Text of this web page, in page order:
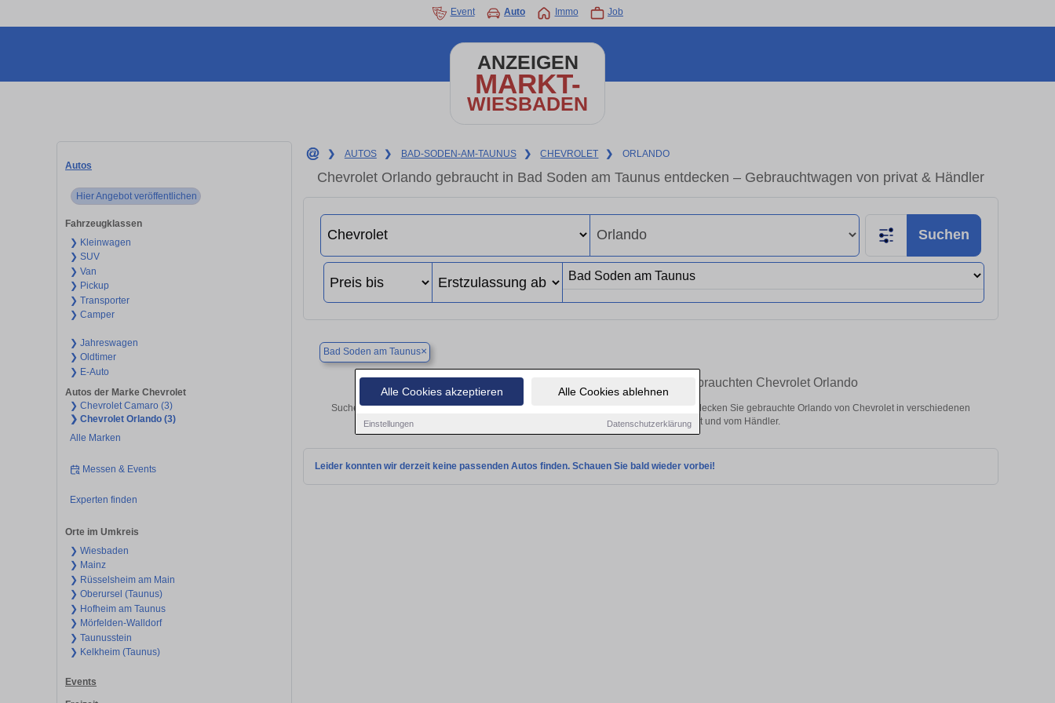
Alle Cookies akzeptieren Alle Cookies ablehnen
Einstellungen Datenschutzerklärung
Event Auto Immo Job
ANZEIGEN
MARKT-
WIESBADEN
Autos
Hier Angebot veröffentlichen
Fahrzeugklassen
❯ Kleinwagen
❯ SUV
❯ Van
❯ Pickup
❯ Transporter
❯ Camper
❯ Jahreswagen
❯ Oldtimer
❯ E-Auto
Autos der Marke Chevrolet
❯ Chevrolet Camaro (3)
❯ Chevrolet Orlando (3)
Alle Marken
Messen & Events
Experten finden
Orte im Umkreis
❯ Wiesbaden
❯ Mainz
❯ Rüsselsheim am Main
❯ Oberursel (Taunus)
❯ Hofheim am Taunus
❯ Mörfelden-Walldorf
❯ Taunusstein
❯ Kelkheim (Taunus)
Events
❯ AUTOS ❯ BAD-SODEN-AM-TAUNUS ❯ CHEVROLET ❯ ORLANDO
Chevrolet Orlando gebraucht in Bad Soden am Taunus entdecken – Gebrauchtwagen von privat & Händler
Suchen
Bad Soden am Taunus×
Finden Sie in Bad Soden am Taunus Ihren gebrauchten Chevrolet Orlando
Suchen Sie in Bad Soden am Taunus einen Chevrolet Orlando Gebrauchtwagen? Entdecken Sie gebrauchte Orlando von Chevrolet in verschiedenen
Ausführungen und Preisklassen von privat und vom Händler.
Leider konnten wir derzeit keine passenden Autos finden. Schauen Sie bald wieder vorbei!